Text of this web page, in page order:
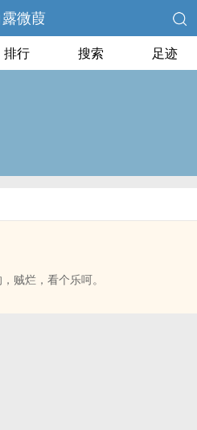
微葭
排行 搜索 足迹
贼烂，看个乐呵。